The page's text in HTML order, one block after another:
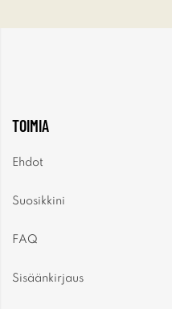
TOIMIA
Ehdot
Suosikkini
FAQ
Sisäänkirjaus